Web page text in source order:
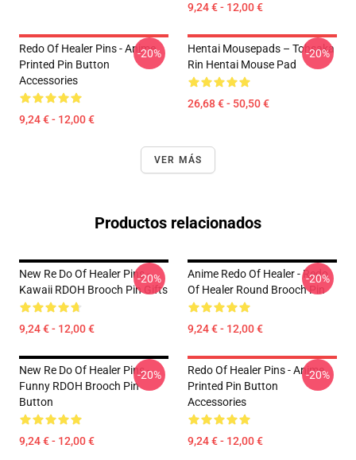
9,24 € - 12,00 €
Redo Of Healer Pins - Anime
Printed Pin Button
Accessories
9,24 € - 12,00 €
-20%
Hentai Mousepads – Tohsaka
Rin Hentai Mouse Pad
26,68 € - 50,50 €
-20%
VER MÁS
Productos relacionados
New Re Do Of Healer Pins -
Kawaii RDOH Brooch Pin Gifts
9,24 € - 12,00 €
-20%
Anime Redo Of Healer - Redo
Of Healer Round Brooch Pin
9,24 € - 12,00 €
-20%
New Re Do Of Healer Pins -
Funny RDOH Brooch Pin
Button
9,24 € - 12,00 €
-20%
Redo Of Healer Pins - Anime
Printed Pin Button
Accessories
9,24 € - 12,00 €
-20%